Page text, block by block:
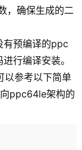
，确保生成的二
有预编译的ppc
行编译安装。
以参考以下简单
ppc64le架构的